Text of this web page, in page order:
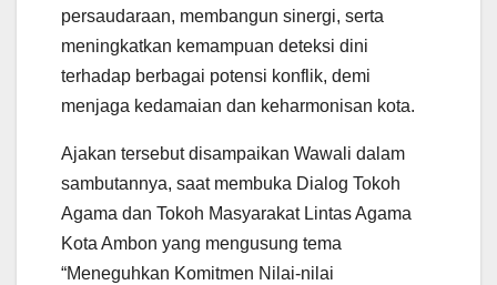
persaudaraan, membangun sinergi, serta
meningkatkan kemampuan deteksi dini
terhadap berbagai potensi konflik, demi
menjaga kedamaian dan keharmonisan kota.
Ajakan tersebut disampaikan Wawali dalam
sambutannya, saat membuka Dialog Tokoh
Agama dan Tokoh Masyarakat Lintas Agama
Kota Ambon yang mengusung tema
“Meneguhkan Komitmen Nilai-nilai